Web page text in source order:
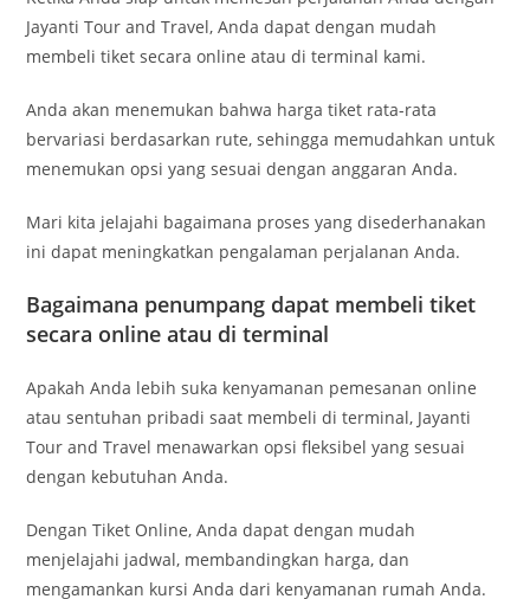
Jayanti Tour and Travel, Anda dapat dengan mudah
membeli tiket secara online atau di terminal kami.
Anda akan menemukan bahwa harga tiket rata-rata
bervariasi berdasarkan rute, sehingga memudahkan untuk
menemukan opsi yang sesuai dengan anggaran Anda.
Mari kita jelajahi bagaimana proses yang disederhanakan
ini dapat meningkatkan pengalaman perjalanan Anda.
Bagaimana penumpang dapat membeli tiket
secara online atau di terminal
Apakah Anda lebih suka kenyamanan pemesanan online
atau sentuhan pribadi saat membeli di terminal, Jayanti
Tour and Travel menawarkan opsi fleksibel yang sesuai
dengan kebutuhan Anda.
Dengan Tiket Online, Anda dapat dengan mudah
menjelajahi jadwal, membandingkan harga, dan
mengamankan kursi Anda dari kenyamanan rumah Anda.